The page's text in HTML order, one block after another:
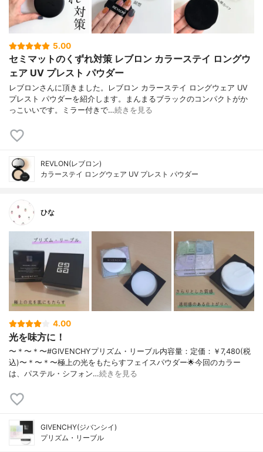
5.00
セミマットのくずれ対策 レブロン カラーステイ ロングウ
ェア UV プレスト パウダー
レブロンさんに頂きました。レブロン カラーステイ ロングウェア UV
プレスト パウダーを紹介します。まんまるブラックのコンパクトがか
っこいいです。ミラー付きで…続きを見る
REVLON(レブロン)
カラーステイ ロングウェア UV プレスト パウダー
ひな
4.00
光を味方に！
〜＊〜＊〜#GIVENCHYプリズム・リーブル内容量：定価：￥7,480(税
込)〜＊〜＊〜極上の光をもたらすフェイスパウダー🌟今回のカラー
は、パステル・シフォン…続きを見る
GIVENCHY(ジバンシイ)
プリズム・リーブル